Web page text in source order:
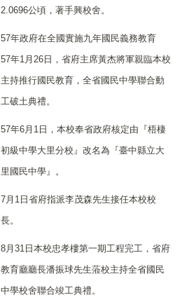
2.0696公頃，著手興校舍。
57年政府在全國實施九年國民義務教育
57年1月26日，省府主席黃杰將軍親臨本校
主持推行國民教育，全省國民中學聯合動
工破土典禮。
57年6月1日，本校奉省政府核定由『梧棲
初級中學大里分校』改名為『臺中縣立大
里國民中學』。
7月1日省府指派李茂森先生接任本校校
長。
8月31日本校忠孝樓第一期工程完工，省府
教育廳廳長潘振球先生蒞校主持全省國民
中學校舍聯合竣工典禮。